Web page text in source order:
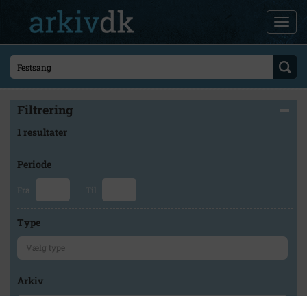
Filtrering
1 resultater
Periode
Fra Til
Type
Arkiv